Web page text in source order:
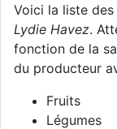
Voici la liste
Lydie Havez.
fonction de la
du producteur
Fruits
Légumes